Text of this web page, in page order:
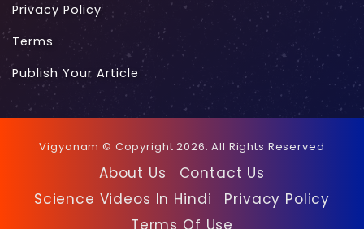
Privacy Policy
Terms
Publish Your Article
Vigyanam © Copyright 2026. All Rights Reserved
About Us
Contact Us
Science Videos In Hindi
Privacy Policy
Terms Of Use